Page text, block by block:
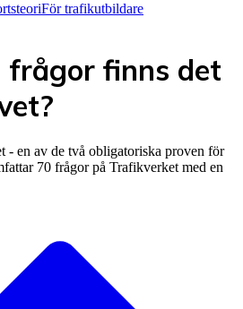
För trafikutbildare
frågor finns det
- en av de två obligatoriska proven för
70 frågor på Trafikverket med en